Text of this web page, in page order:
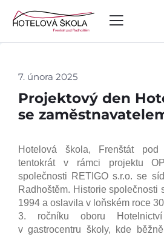
7. února 2025
Projektový den
se
Hotelová škola, Frenštát
tentokrát v rámci projektu
společnosti RETIGO s.r.o. se
Radhoštěm. Historie společnosti
1994 a oslavila v loňském roce
3. ročníku oboru
v gastrocentru školy, kde